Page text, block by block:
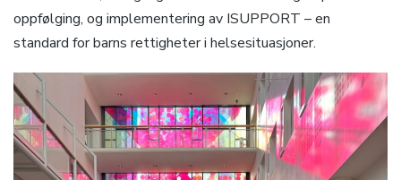
oppfølging, og implementering av ISUPPORT – en
standard for barns rettigheter i helsesituasjoner.